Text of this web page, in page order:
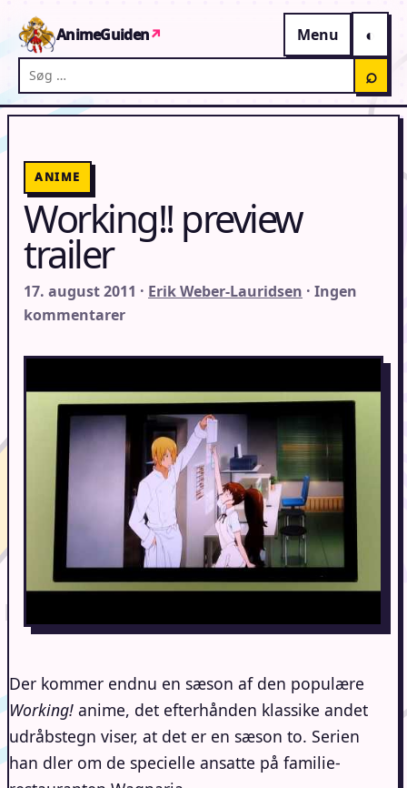
AnimeGuiden↗
Menu
Søg på AnimeGuiden
⌕
ANIME
Working!! preview
trailer
17. august 2011 · Erik Weber-Lauridsen · Ingen
kommentarer
Der kommer endnu en sæson af den populære
Working! anime, det efterhånden klassike andet
udråbstegn viser, at det er en sæson to. Serien
han dler om de specielle ansatte på familie-